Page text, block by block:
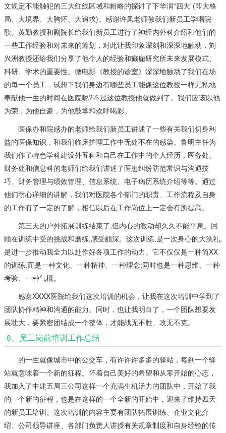
文规定不能触犯的三大红线区域和粗略的探讨了下华润“四大”(即大格
局、大境界、大胸怀、大追求)。感谢许凤老师教我们新员工学唱院
歌。黄勤教授和副院长给我们新员工进行了神经内外科介绍和他们的
一些工作经验和对未来的筹划，对此让我印象深刻和深深地触动，刘
兴洲教授还给我们分享了他个人的经验和癫痫研究所未来发展模式、
科研、学术的重要性。微电影《教授的诊室》深深地触动了我们在场
的每一个员工，试想下我们身边有哪些员工能像这位教授一样无私地
奉献他一生的时间在医院呢?不过这位教授他就做到了。我们应该以他
为荣，为他自豪，为他鼓掌和欢呼喝彩。
医保办和院感办的老师给我们新员工讲述了一些有关我们切身利
益的医保知识，和我们临床护理工作中无处不在的感染。鲁明主任为
我们作了特色学科建设外五科和自己在工作中的个人经历，医务处、
财务处和信息科的老师们给我们讲述了医患纠纷防范常识与沟通技
巧、财务管理与绩效管理、信息系统、电子病历系统介绍等等。通过
他们耐心详细的讲解，我们对医院各个部门的职责、工作流程及自身
的工作有了一定的了解，相信以后在工作岗位上一定会有所提高。
第三天的户外拓展训练结束了,但内心的激动却久久不能平息。回
顾在训练中受的挑战和磨练,感受颇深。这次训练,是一次身心的大洗礼,
是进一步推动我全力以赴作好各项工作的动力。它不仅仅是一种简XX
的训练,而是一种文化、一种精神、一种理念;同时也是一种思维、一种
考验、一种气概。
感谢XXXX医院给我们这次培训的机会，让我在这次培训中学到了
团队协作精神和沟通的能力。同时，也让我明白了，一个团队想要发
展壮大，要紧密团结成一个整体，才能战无不胜、攻无不克。
8、员工岗前培训工作总结
的一生就像城市中的公交车，有许许许多多的驿站，每到一个驿
站就意味着一个新的征程。怀着自己美好的希望和从零开始的心态，
我加入了中建五局三公司这样一个充满生机活力的团队中，开始了我
的一个新的征程，也是在这样的一个全新的开始中，迎来了维持四天
的新员工培训。这次培训的内容主要有团队拓展训练、企业文化介
绍、公司领导讲座、各部门负责人讲授有关规章制度和自身经验的传